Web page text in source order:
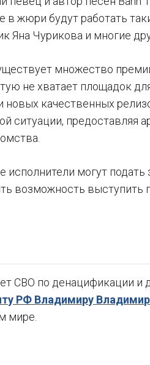
в жюри будут работать
Яна Чурикова и многие
множество
не хватает площадок
новых качественных
ситуации, предоставляя
могут подать
возможность выступить
СВО по денацификации и
РФ Владимиру
мире.